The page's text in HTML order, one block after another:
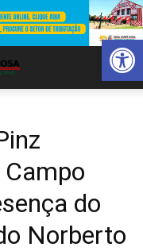
Abrir
do
Norberto